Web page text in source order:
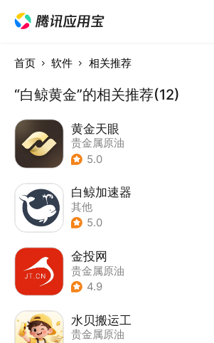
首页 软件 相关推荐
“白鲸黄金”的相关推荐(12)
黄金天眼
贵金属原油
5.0
白鲸加速器
其他
5.0
金投网
贵金属原油
4.9
水贝搬运工
贵金属原油